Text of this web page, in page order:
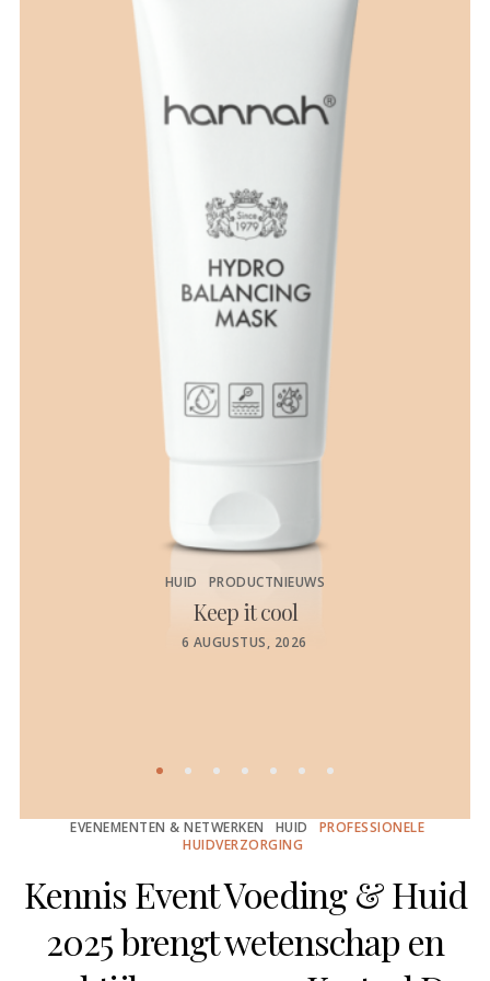
HUID PRODUCTNIEUWS
Keep it cool
POSTED
6 AUGUSTUS, 2026
EVENEMENTEN & NETWERKEN HUID
PROFESSIONELE
HUIDVERZORGING
Kennis Event Voeding & Huid
2025 brengt wetenschap en